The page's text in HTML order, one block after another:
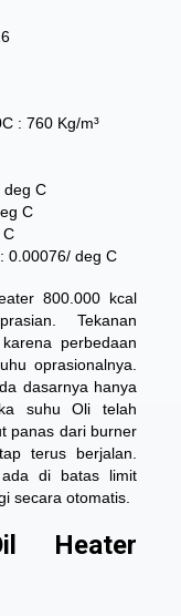
: 760 Kg/m³
deg C
C
C
0.00076/ deg C
800.000 kcal
Tekanan
perbedaan
oprasionalnya.
dasarnya hanya
suhu Oli telah
panas dari burner
terus berjalan.
di batas limit
secara otomatis.
Heater